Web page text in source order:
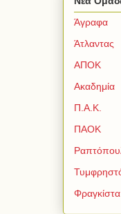
Άγραφα
Άτλαντας
ΑΠΟΚ
Ακαδημία
Π.Α.Κ.
ΠΑΟΚ
Φραγκίστα